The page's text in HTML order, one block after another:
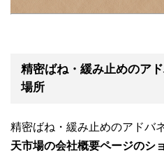
精密ばね・緩み止めのア
場所
精密ばね・緩み止めのアドバ
天市場の会社概要ページのシ